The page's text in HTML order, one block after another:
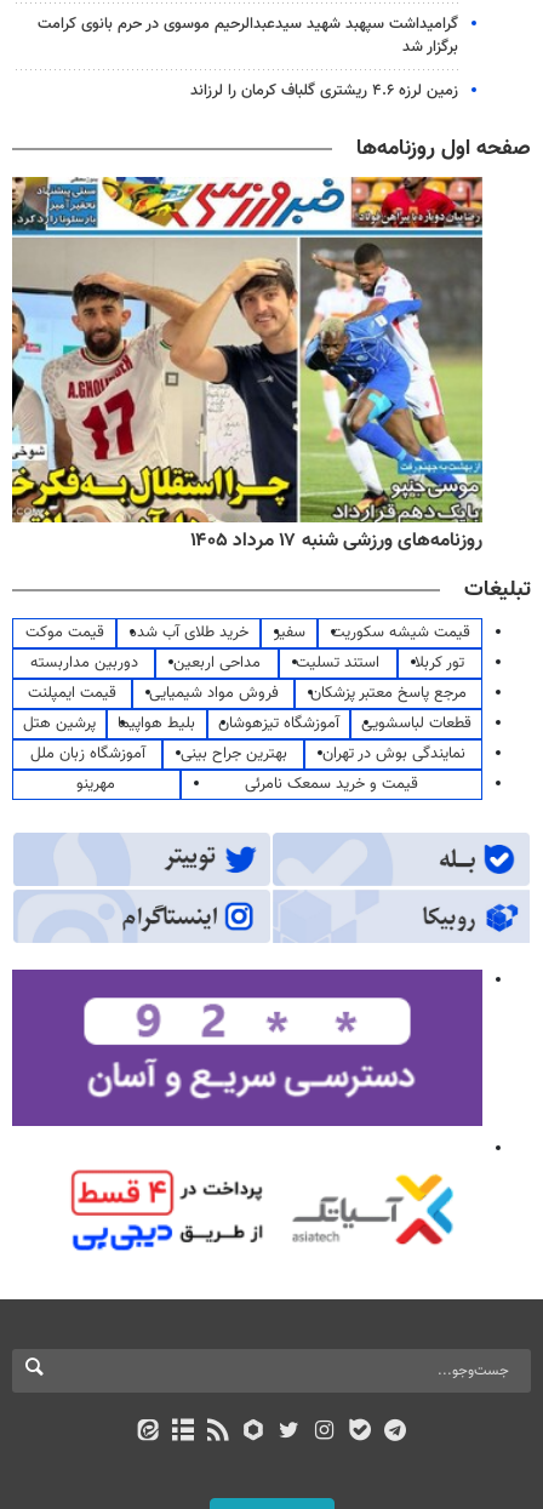
گرامیداشت سپهبد شهید سیدعبدالرحیم موسوی در حرم بانوی کرامت
برگزار شد
زمین لرزه ۴.۶ ریشتری گلباف کرمان را لرزاند
صفحه اول روزنامه‌ها
روزنامه‌های ورزشی شنبه ۱۷ مرداد ۱۴۰۵
تبلیغات
قیمت شیشه سکوریت سفیر خرید طلای آب شده
قیمت موکت
تور کربلا
استند تسلیت مداحی اربعین
دوربین مداربسته
مرجع پاسخ معتبر پزشکان
فروش مواد شیمیایی
قیمت ایمپلنت
قطعات لباسشویی
آموزشگاه تیزهوشان بلیط هواپیما
پرشین هتل
نمایندگی بوش در تهران
بهترین جراح بینی
آموزشگاه زبان ملل
قیمت و خرید سمعک نامرئی
مهرینو